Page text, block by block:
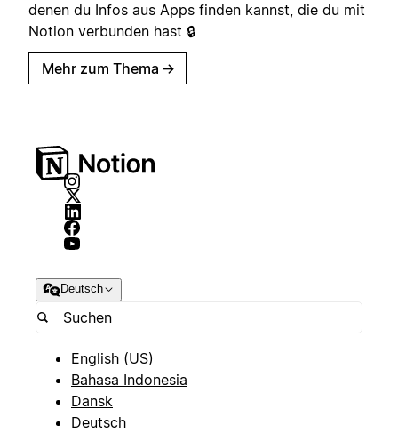
denen du Infos aus Apps finden kannst, die du mit
Notion verbunden hast 🔒
Mehr zum Thema →
Deutsch
English (US)
Bahasa Indonesia
Dansk
Deutsch